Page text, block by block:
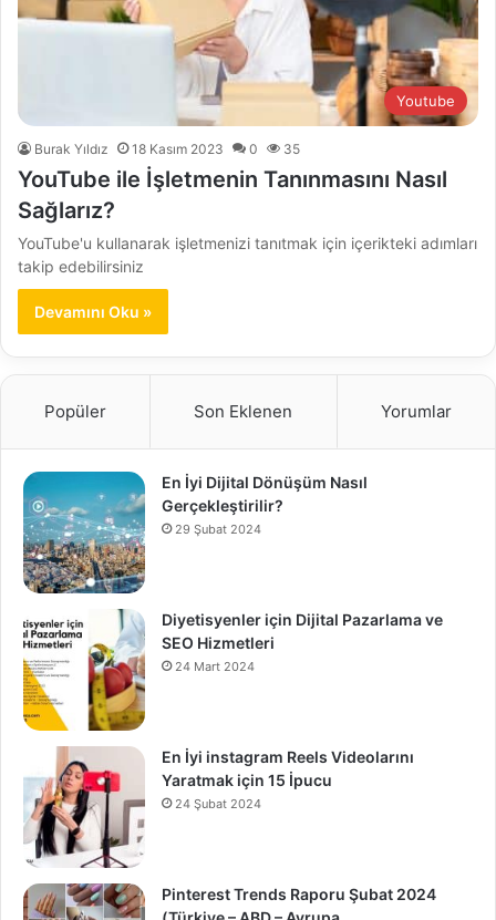
Youtube
Burak Yıldız 18 Kasım 2023 0 35
YouTube ile İşletmenin Tanınmasını Nasıl
Sağlarız?
YouTube'u kullanarak işletmenizi tanıtmak için içerikteki adımları
takip edebilirsiniz
Devamını Oku »
Popüler Son Eklenen Yorumlar
En İyi Dijital Dönüşüm Nasıl
Gerçekleştirilir?
29 Şubat 2024
Diyetisyenler için Dijital Pazarlama ve
SEO Hizmetleri
24 Mart 2024
En İyi instagram Reels Videolarını
Yaratmak için 15 İpucu
24 Şubat 2024
Pinterest Trends Raporu Şubat 2024